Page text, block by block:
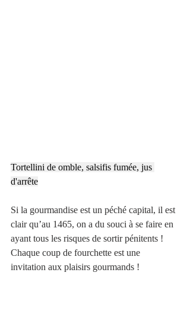
Tortellini de omble, salsifis fumée, jus
d'arrête
Si la gourmandise est un péché capital, il est
clair qu’au 1465, on a du souci à se faire en
ayant tous les risques de sortir pénitents !
Chaque coup de fourchette est une
invitation aux plaisirs gourmands !